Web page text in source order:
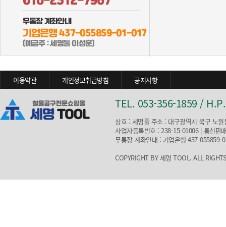
이용약관 개인정보취급방침 공지사항
TEL. 053-356-1859 /
상호 : 세명툴 주소 : 대구광역시 북구 노
사업자등록번호 : 238-15-01006 | 통신판
무통장 계좌안내 : 기업은행 437-055859-
COPYRIGHT BY 세명 TOOL. ALL